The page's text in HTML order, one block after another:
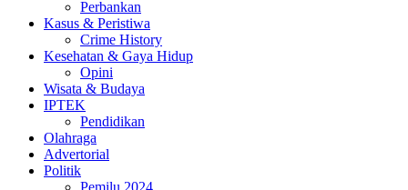
Perbankan
Kasus & Peristiwa
Crime History
Kesehatan & Gaya Hidup
Opini
Wisata & Budaya
IPTEK
Pendidikan
Olahraga
Advertorial
Politik